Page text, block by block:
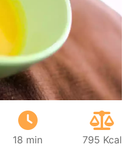
18 min 795 Kcal